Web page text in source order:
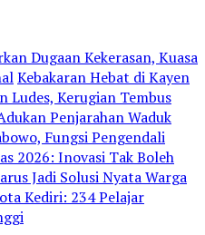
Dugaan Kekerasan, Kuasa
Kebakaran Hebat di Kayen
Ludes, Kerugian Tembus
Penjarahan Waduk
Fungsi Pengendali
2026: Inovasi Tak Boleh
Jadi Solusi Nyata Warga
Kediri: 234 Pelajar